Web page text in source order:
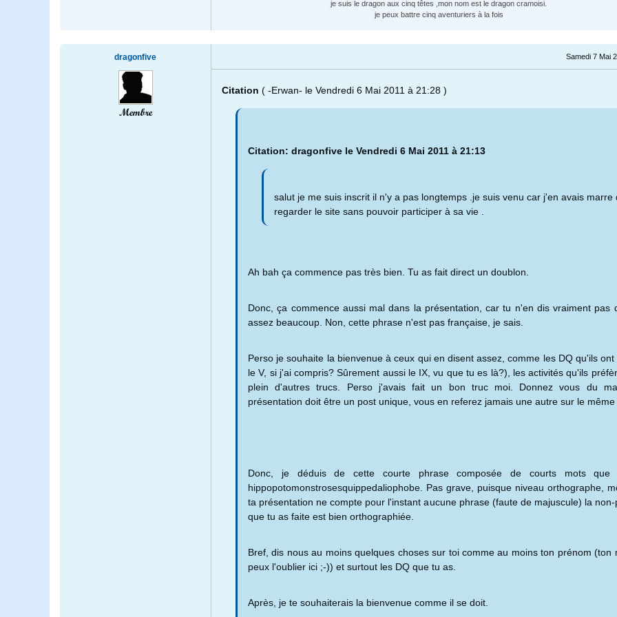
je suis le dragon aux cinq têtes ,mon nom est le dragon cramoisi.
je peux battre cinq aventuriers à la fois
dragonfive
Membre
Samedi 7 Mai
Citation ( -Erwan- le Vendredi 6 Mai 2011 à 21:28 )
Citation: dragonfive le Vendredi 6 Mai 2011 à 21:13
salut je me suis inscrit il n'y a pas longtemps .je suis venu car j'en avais marre
regarder le site sans pouvoir participer à sa vie .
Ah bah ça commence pas très bien. Tu as fait direct un doublon.
Donc, ça commence aussi mal dans la présentation, car tu n'en dis vraiment pas
assez beaucoup. Non, cette phrase n'est pas française, je sais.
Perso je souhaite la bienvenue à ceux qui en disent assez, comme les DQ qu'ils
le V, si j'ai compris? Sûrement aussi le IX, vu que tu es là?), les activités qu'ils
plein d'autres trucs. Perso j'avais fait un bon truc moi. Donnez vous du
présentation doit être un post unique, vous en referez jamais une autre sur le même
Donc, je déduis de cette courte phrase composée de courts mots
hippopotomonstrosesquippedaliophobe. Pas grave, puisque niveau orthographe,
ta présentation ne compte pour l'instant aucune phrase (faute de majuscule) la
que tu as faite est bien orthographiée.
Bref, dis nous au moins quelques choses sur toi comme au moins ton prénom (ton
peux l'oublier ici ;-)) et surtout les DQ que tu as.
Après, je te souhaiterais la bienvenue comme il se doit.